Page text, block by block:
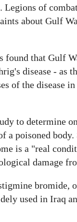
Legions of
about Gulf
found that Gulf
disease - as
of the disease
to determine
poisoned body.
is a "real
damage
bromide,
used in Iraq